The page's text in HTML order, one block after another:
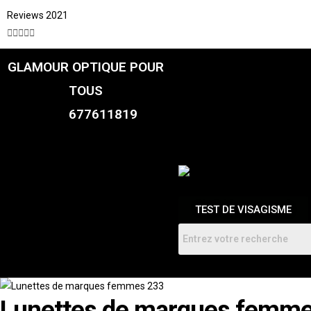
Reviews 2021

GLAMOUR OPTIQUE POUR
TOUS
677611819
TEST DE VISAGISME